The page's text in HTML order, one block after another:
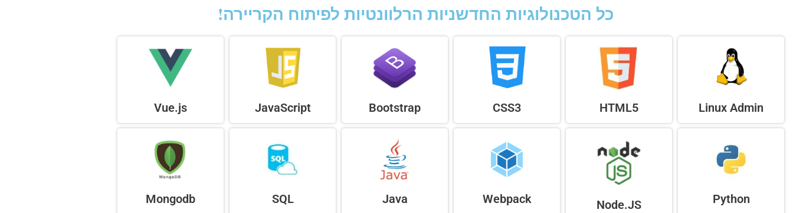
כל הטכנולוגיות החדשניות הרלוונטיות לפיתוח הקריירה!
Linux Admin
HTML5
CSS3
Bootstrap
JavaScript
Vue.js
Python
Node.JS
Webpack
Java
SQL
Mongodb